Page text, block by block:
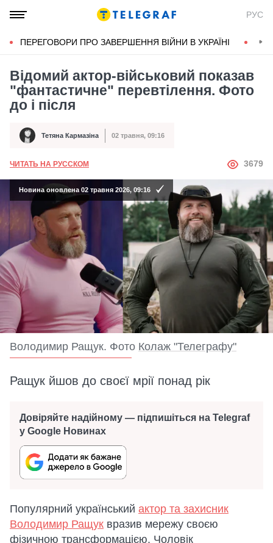
РУС
ПЕРЕГОВОРИ ПРО ЗАВЕРШЕННЯ ВІЙНИ В УКРАЇНІ
Відомий актор-військовий показав
"фантастичне" перевтілення. Фото
до і після
Автор Тетяна Кармазіна
Дата публікації 02 травня, 09:16
ЧИТАТЬ НА РУССКОМ АВТОР
3679
Новина оновлена 02 травня 2026, 09:16
Володимир Ращук. Фото Колаж "Телеграфу"
Ращук йшов до своєї мрії понад рік
Довіряйте надійному — підпишіться на Telegraf
у Google Новинах
Популярний український актор та захисник
Володимир Ращук вразив мережу своєю
фізичною трансформацією. Чоловік